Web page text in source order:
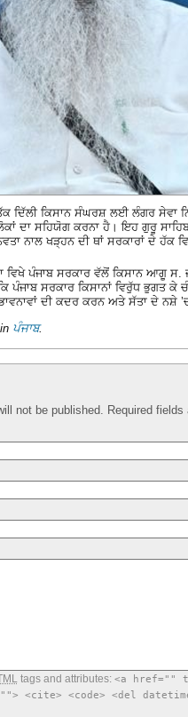
ਦਿੱਲੀ ਕਿਸਾਨ ਸੰਘਰਸ਼ ਲਈ ਲੰਗਰ ਸੇਵਾ
ਦਾ ਸਹਿਯੋਗ ਕਰਨਾ ਹੈ। ਇਹ ਗੁਰੂ
ਨਾਲ ਖੜ੍ਹਨ ਦੀ ਥਾਂ ਸਰਕਾਰਾਂ ਦੇ ਹੱਕ
ਵਿਖੇ ਪੰਜਾਬ ਸਰਕਾਰ ਵੱਲੋਂ ਕਿਸਾਨ ਆਗੂ ਸ.
ਕਿ ਪੰਜਾਬ ਸਰਕਾਰ ਕਿਸਾਨਾਂ ਵਿਰੁੱਧ
ਦੀ ਕਦਰ ਕਰਨ ਅਤੇ ਸੱਤਾ ਦੇ ਨਸ਼ੇ
ਪੰਜਾਬ.
not be published. Required fields
tags and attributes: <a href=""
<cite> <code> <del